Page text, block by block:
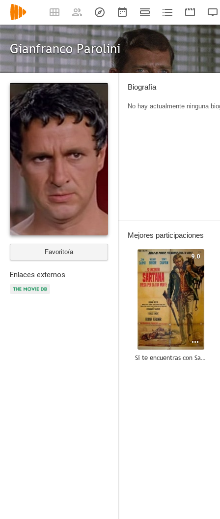
Gianfranco Parolini
Favorito/a
Enlaces externos
Biografía
No hay actualmente ninguna
Mejores participaciones
9.0
Si te encuentras con Sartana... ruega por tu muerte